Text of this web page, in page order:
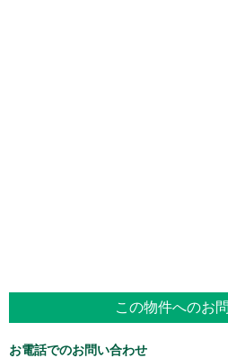
この物件へのお
お電話でのお問い合わせ